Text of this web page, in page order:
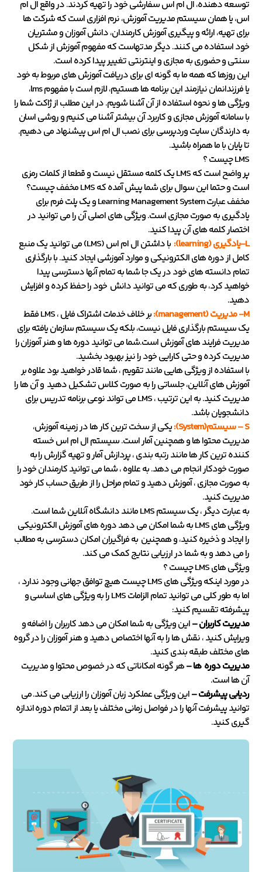
توسعه دهنده، ال ام اس سفارشی خود را تهیه کردند. در واقع ال ام
اس، یا همان سیستم مدیریت آموزش، نرم افزاری است که شرکت ها
برای تهیه، ارائه و پیگیری آموزش کارمندان، دانش آموزان و مشتریان
خود استفاده می کنند. دیگر مدتهاست که مفهوم آموزش از شکل
سنتی و حضوری به مجازی و اینترنتی تغییر پیدا کرده است.
این روزها که همه ما به گونه ای برای دریافت آموزش های مربوط به خود
یا فرزندانمان نیازمند این برنامه ها هستیم، لازم است با مفهوم lms،
ویژگی ها و نحوه استفاده از آن آشنا شویم. در این مطلب از ژاکت شما را
با سامانه آموزش مجازی و کاربرد آن بیشتر آشنا می کنیم و روشی اسان
به دارندگان سایت وردپرسی برای نصب ال ام اس پیشنهاد می دهیم.
تا پایان با ما همراه باشید.
LMS چیست ؟
پر واضح است که LMS یک کلمه مستقل نیست و قطعا از کلمات رمزی
است و حتما این سوال برای شما پیش آمده که LMS مخفف چیست؟
مخفف عبارت Learning Management System و یک پلت فرم برای
یادگیری به صورت مجازی است. ویژگی های اصلی آن را می توانید در
اختصار کلمه های آن پیدا کنید.
L-یادگیری (learning):
با داشتن ال ام اس (LMS) می توانید یک منبع
کامل از دوره های الکترونیکی و موارد آموزشی ایجاد کنید. با بارگذاری
تمام دانسته های خود در یک جا شما به تمام آنها دسترسی پیدا
خواهید کرد، به طوری که می توانید دانش خود را حفظ کرده و افزایش
دهید.
M- مدیریت (management):
بر خلاف خدمات اشتراک فایل ، LMS فقط
یک سیستم بارگذاری فایل نیست، بلکه یک سیستم سازمان یافته برای
مدیریت فرایند های آموزش است.شما می توانید دوره ها و هنر آموزان را
مدیریت کرده و حتی کارایی خود را نیز بهبود بخشید.
با استفاده از ویژگی هایی مانند تقویم ، شما قادر خواهید بود علاوه بر
آموزش های آنلاین، جلساتی را به صورت کلاس تشکیل دهید و آن ها را
مدیریت کنید. به این ترتیب ، LMS می تواند نوعی برنامه تدریس برای
دانشجویان باشد.
S – سیستم(System):
یکی از سخت ترین کار ها در زمینه آموزش،
مدیریت محتوا ها و همچنین آمار است. سیستم ال ام اس خسته
کننده ترین کار ها مانند رتبه بندی ، پردازش آمار و تهیه گزارش را به
صورت خودکار انجام می دهد. به علاوه ، شما می توانید کارمندان خود را
به صورت مجازی ، آموزش دهید و تمام مراحل را از طریق حساب کار خود
مدیریت کنید.
به عبارت دیگر ، یک سیستم LMS مانند دانشگاه آنلاین شما است.
ویژگی های LMS به شما امکان می دهد دوره های آموزش الکترونیکی
را ایجاد و ذخیره کنید، و همچنین به فراگیران امکان دسترسی به مطالب
را می دهد و به شما در ارزیابی نتایج کمک می کند.
ویژگی های LMS چیست ؟
در مورد اینکه ویژگی های LMS چیست هیچ توافق جهانی وجود ندارد ،
اما به طور کلی می توانید تمام الزامات LMS را به ویژگی های اساسی و
پیشرفته تقسیم کنید:
مدیریت کاربران –این ویژگی به شما امکان می دهد کاربران را اضافه و
ویرایش کنید ، نقش ها را به آنها اختصاص دهید و هنر آموزان را در گروه
های مختلف طبقه بندی کنید.
مدیریت دوره ها –هر گونه امکاناتی که در خصوص محتوا و مدیریت
آن ها است.
ردیابی پیشرفت –این ویژگی عملکرد زبان آموزان را ارزیابی می کند. می
توانید پیشرفت آنها را در فواصل زمانی مختلف یا بعد از اتمام دوره اندازه
گیری کنید.